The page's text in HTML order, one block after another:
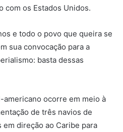
com os Estados Unidos.
e todo o povo que queira se
sua convocação para a
basta dessas
americano ocorre em meio à
de três navios de
direção ao Caribe para